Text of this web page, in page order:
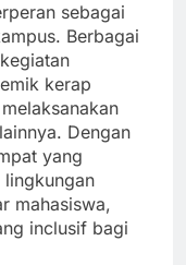
sebagai
Berbagai
kerap
Dengan
yang
lingkungan
mahasiswa,
inclusif bagi